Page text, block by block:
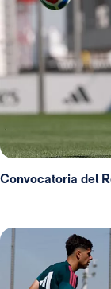
Convocatoria del